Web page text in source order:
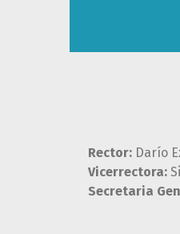
Rector: Darío
Vicerrectora:
Secretaria